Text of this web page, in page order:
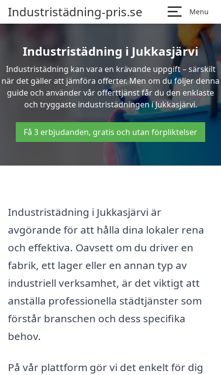
Industristädning-pris.se Menu
Industristädning i Jukkasjärvi
Industristädning kan vara en krävande uppgift – särskilt
när det gäller att jämföra offerter. Men om du följer denna
guide och använder vår offerttjänst får du den enklaste
och tryggaste industristädningen i Jukkasjärvi.
Få 3 erbjudanden, gratis och utan förpliktelser
Industristädning i Jukkasjärvi är
avgörande för att hålla dina lokaler rena
och effektiva. Oavsett om du driver en
fabrik, ett lager eller en annan typ av
industriell verksamhet, är det viktigt att
anställa professionella städtjänster som
förstår branschen och dess specifika
behov.
På vår plattform gör vi det enkelt för dig